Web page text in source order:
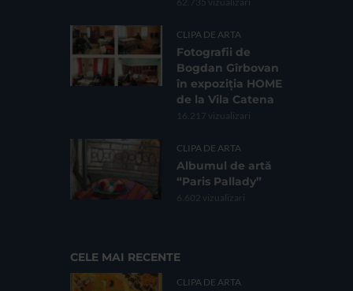
CLIPA DE ARTA
Fotografii de
Bogdan Gîrbovan
în expoziția HOME
de la Vila Catena
16.217 vizualizari
CLIPA DE ARTA
Albumul de artă
“Paris Pallady”
6.602 vizualizari
CELE MAI RECENTE
CLIPA DE ARTA